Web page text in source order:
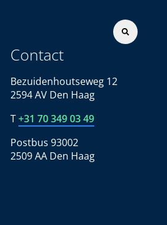
Contact
Bezuidenhoutseweg 12
2594 AV Den Haag
T+31 70 349 03 49
Postbus 93002
2509 AA Den Haag